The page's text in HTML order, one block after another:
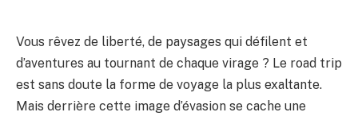
Vous rêvez de liberté, de paysages qui défilent et
d’aventures au tournant de chaque virage ? Le road trip
est sans doute la forme de voyage la plus exaltante.
Mais derrière cette image d’évasion se cache une